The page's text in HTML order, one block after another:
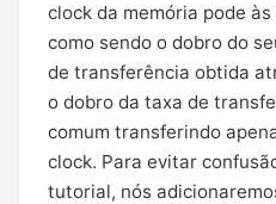
clock da memória pode
como sendo o dobro do
de transferência obtida
o dobro da taxa de
comum transferindo
clock. Para evitar
tutorial, nós